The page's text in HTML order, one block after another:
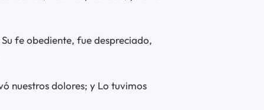
fe obediente, fue despreciado,
nuestros dolores; y Lo tuvimos